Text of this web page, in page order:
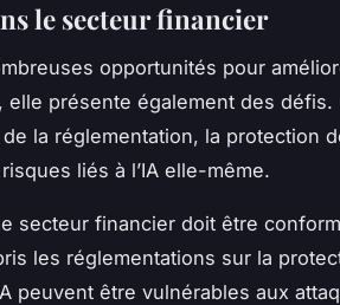
le secteur financier
opportunités pour
elle présente également des défis.
la réglementation, la protection
liés à l’IA elle-même.
le secteur financier doit être
les réglementations sur la
peuvent être vulnérables aux